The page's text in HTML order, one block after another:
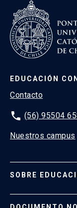
EDUCACIÓN
Contacto
phone (56) 95504
Nuestros campus
SOBRE